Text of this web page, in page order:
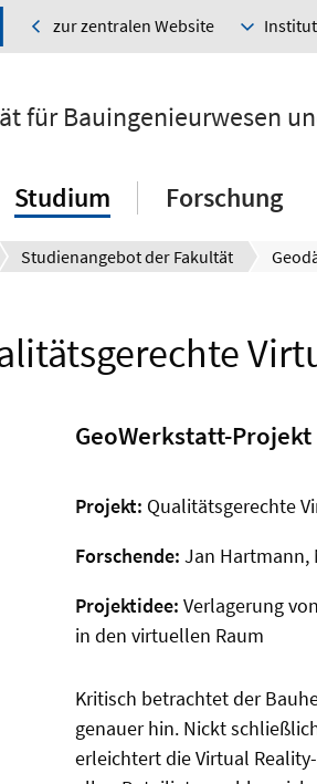
zur zentralen Website
für Bauingenieurwesen
Studium Forschung
Studienangebot der Fakultät
GeoWerkstatt-
Projekt: Qualitätsgerechte
Forschende: Jan Hartmann,
Projektidee: Verlagerung
in den virtuellen Raum
Kritisch betrachtet der
genauer hin. Nickt
erleichtert die Virtual